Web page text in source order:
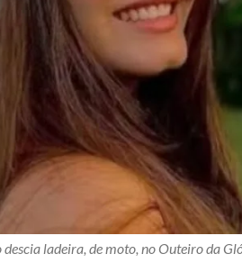
descia ladeira, de moto, no Outeiro da